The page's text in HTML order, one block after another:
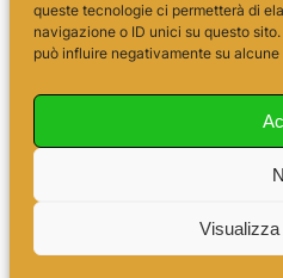
queste tecnologie ci permetterà di
navigazione o ID unici su questo
può influire negativamente su